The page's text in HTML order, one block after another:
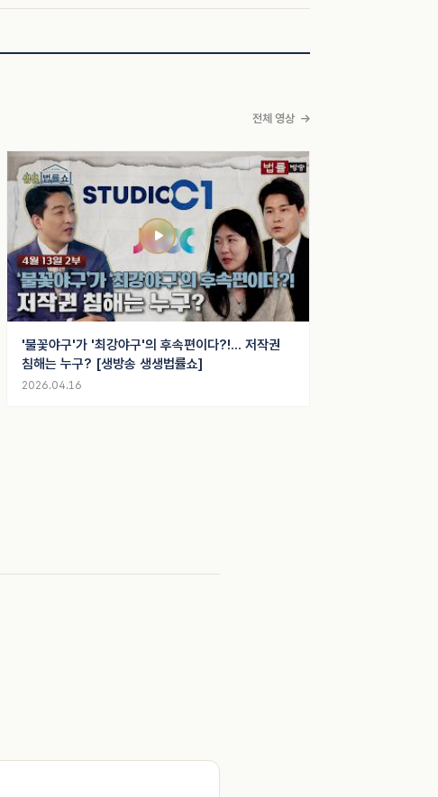
전체 영상
'불꽃야구'가 '최강야구'의 후속편이다?!... 저작권
침해는 누구? [생방송 생생법률쇼]
2026.04.16